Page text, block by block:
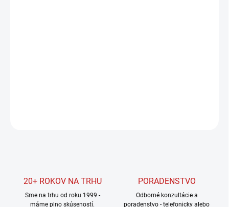
20+ ROKOV NA TRHU
Sme na trhu od roku 1999 -
máme plno skúseností.
PORADENSTVO
Odborné konzultácie a
poradenstvo - telefonicky alebo